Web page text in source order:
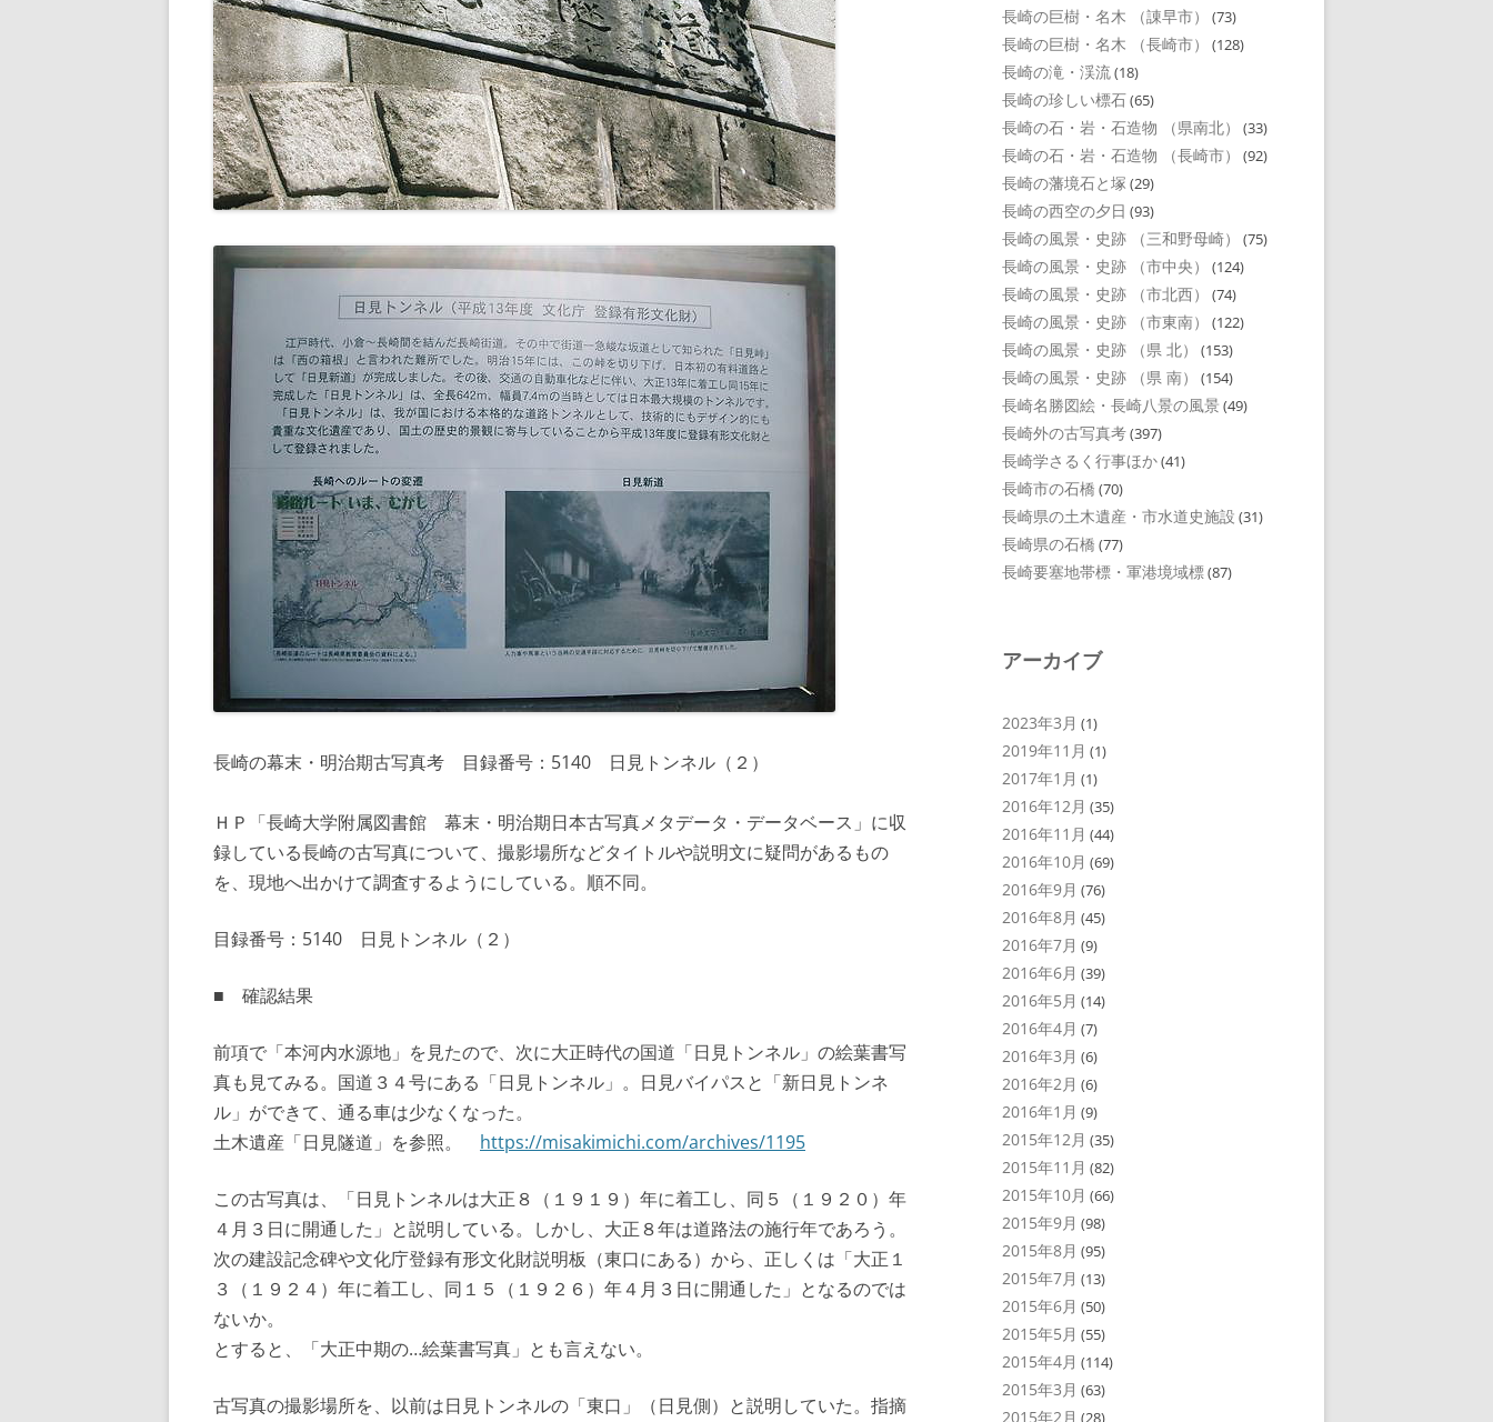
長崎の幕末・明治期古写真考 目録番号：5140 日見トンネル（２）
ＨＰ「長崎大学附属図書館 幕末・明治期日本古写真メタデータ・データベース」に収
録している長崎の古写真について、撮影場所などタイトルや説明文に疑問があるもの
を、現地へ出かけて調査するようにしている。順不同。
目録番号：5140 日見トンネル（２）
■ 確認結果
前項で「本河内水源地」を見たので、次に大正時代の国道「日見トンネル」の絵葉書写
真も見てみる。国道３４号にある「日見トンネル」。日見バイパスと「新日見トンネ
ル」ができて、通る車は少なくなった。
土木遺産「日見隧道」を参照。 https://misakimichi.com/archives/1195
この古写真は、「日見トンネルは大正８（１９１９）年に着工し、同５（１９２０）年
４月３日に開通した」と説明している。しかし、大正８年は道路法の施行年であろう。
次の建設記念碑や文化庁登録有形文化財説明板（東口にある）から、正しくは「大正１
３（１９２４）年に着工し、同１５（１９２６）年４月３日に開通した」となるのでは
ないか。
とすると、「大正中期の…絵葉書写真」とも言えない。
古写真の撮影場所を、以前は日見トンネルの「東口」（日見側）と説明していた。指摘
長崎の巨樹・名木 （諌早市） (73)
長崎の巨樹・名木 （長崎市） (128)
長崎の滝・渓流(18)
長崎の珍しい標石(65)
長崎の石・岩・石造物 （県南北） (33)
長崎の石・岩・石造物 （長崎市） (92)
長崎の藩境石と塚 (29)
長崎の西空の夕日 (93)
長崎の風景・史跡 （三和野母崎） (75)
長崎の風景・史跡 （市中央） (124)
長崎の風景・史跡 （市北西） (74)
長崎の風景・史跡 （市東南） (122)
長崎の風景・史跡 （県 北） (153)
長崎の風景・史跡 （県 南） (154)
長崎名勝図絵・長崎八景の風景 (49)
長崎外の古写真考(397)
長崎学さるく行事ほか(41)
長崎市の石橋 (70)
長崎県の土木遺産・市水道史施設 (31)
長崎県の石橋 (77)
長崎要塞地帯標・軍港境域標(87)
アーカイブ
2023年3月 (1)
2019年11月 (1)
2017年1月 (1)
2016年12月 (35)
2016年11月 (44)
2016年10月 (69)
2016年9月 (76)
2016年8月 (45)
2016年7月 (9)
2016年6月 (39)
2016年5月 (14)
2016年4月 (7)
2016年3月 (6)
2016年2月 (6)
2016年1月 (9)
2015年12月 (35)
2015年11月 (82)
2015年10月 (66)
2015年9月 (98)
2015年8月 (95)
2015年7月 (13)
2015年6月 (50)
2015年5月 (55)
2015年4月 (114)
2015年3月 (63)
2015年2月 (28)